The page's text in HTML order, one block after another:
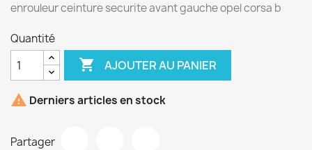
enrouleur ceinture securite avant gauche opel corsa b
Quantité
 AJOUTER AU PANIER
 Derniers articles en stock
Partager